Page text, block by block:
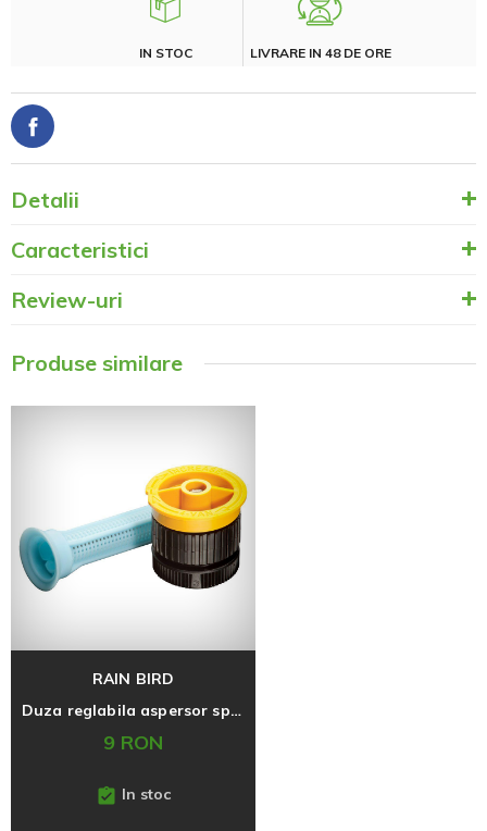
IN STOC LIVRARE IN 48 DE ORE
Detalii
Caracteristici
Review-uri
Produse similare
RAIN BIRD
Duza reglabila aspersor spray 4 VAN, raza 0,9m-1,2m
9 RON
In stoc